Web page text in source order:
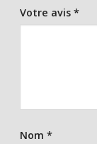
Votre avis *
Nom *